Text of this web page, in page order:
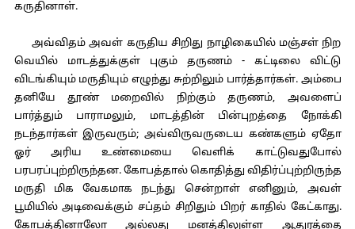
கருதினாள்.
அவ்விதம் அவள் கருதிய சிறிது நாழிகையில் மஞ்சள் நிற
வெயில் மாடத்துக்குள் புகும் தருணம் - கட்டிலை விட்டு
விடங்கியும் மருதியும் எழுந்து சுற்றிலும் பார்த்தார்கள். அம்பை
தனியே தூண் மறைவில் நிற்கும் தருணம், அவளைப்
பார்த்தும் பாராமலும், மாடத்தின் பின்புறத்தை நோக்கி
நடந்தார்கள் இருவரும்; அவ்விருவருடைய கண்களும் ஏதோ
ஓர் அரிய உண்மையை வெளிக் காட்டுவதுபோல்
பரபரப்புற்றிருந்தன. கோபத்தால் கொதித்து விதிர்ப்புற்றிருந்த
மருதி மிக வேகமாக நடந்து சென்றாள் எனினும், அவள்
பூமியில் அடிவைக்கும் சப்தம் சிறிதும் பிறர் காதில் கேட்காது.
கோபத்தினாலோ அல்லது மனத்திலுள்ள ஆதுரத்தை